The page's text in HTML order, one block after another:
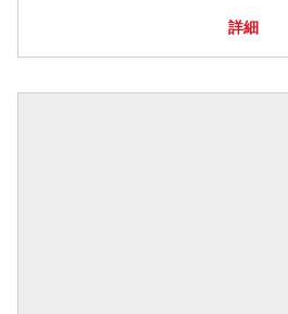
詳細